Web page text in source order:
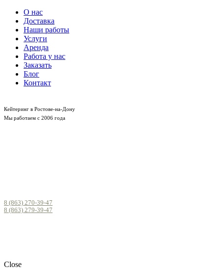
О нас
Доставка
Наши работы
Услуги
Аренда
Работа у нас
Заказать
Блог
Контакт
Кейтеринг в Ростове-на-Дону
Мы работаем с 2006 года
8 (863) 270-39-47
8 (863) 279-39-47
Close